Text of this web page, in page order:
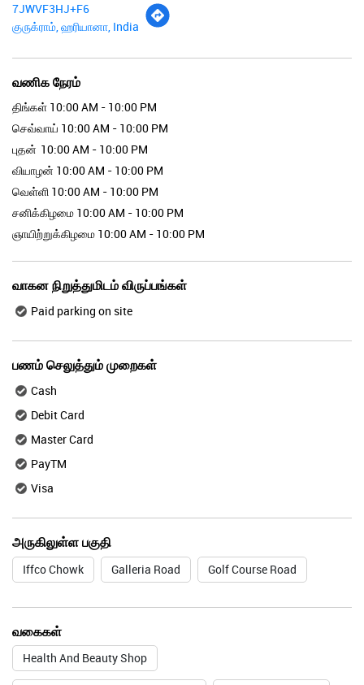
7JWVF3HJ+F6
குருக்ராம், ஹரியானா, India
வணிக நேரம்
திங்கள் 10:00 AM - 10:00 PM
செவ்வாய் 10:00 AM - 10:00 PM
புதன் 10:00 AM - 10:00 PM
வியாழன் 10:00 AM - 10:00 PM
வெள்ளி 10:00 AM - 10:00 PM
சனிக்கிழமை 10:00 AM - 10:00 PM
ஞாயிற்றுக்கிழமை 10:00 AM - 10:00 PM
வாகன நிறுத்துமிடம் விருப்பங்கள்
Paid parking on site
பணம் செலுத்தும் முறைகள்
Cash
Debit Card
Master Card
PayTM
Visa
அருகிலுள்ள பகுதி
Iffco Chowk Galleria Road Golf Course Road
வகைகள்
Health And Beauty Shop